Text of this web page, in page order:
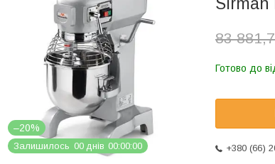
–20%
Залишилось 00 днів 00 00 00
83
Готово до
+380 (66)